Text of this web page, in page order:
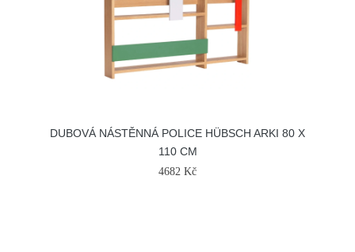
DUBOVÁ NÁSTĚNNÁ POLICE HÜBSCH ARKI 80 X
110 CM
4682 Kč